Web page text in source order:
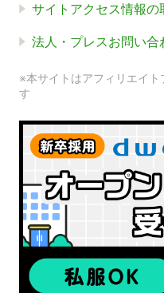
サイトアクセス情報の
法人・プレスお問い合
※本サイトはアフィリエイ
す